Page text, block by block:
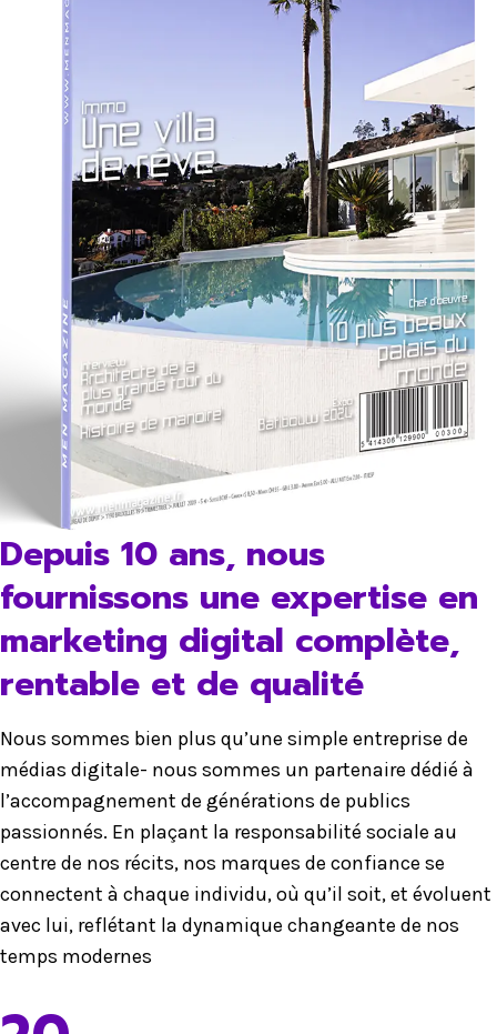
Depuis 10 ans, nous
fournissons une expertise en
marketing digital complète,
rentable et de qualité
Nous sommes bien plus qu’une simple entreprise de
médias digitale- nous sommes un partenaire dédié à
l’accompagnement de générations de publics
passionnés. En plaçant la responsabilité sociale au
centre de nos récits, nos marques de confiance se
connectent à chaque individu, où qu’il soit, et évoluent
avec lui, reflétant la dynamique changeante de nos
temps modernes